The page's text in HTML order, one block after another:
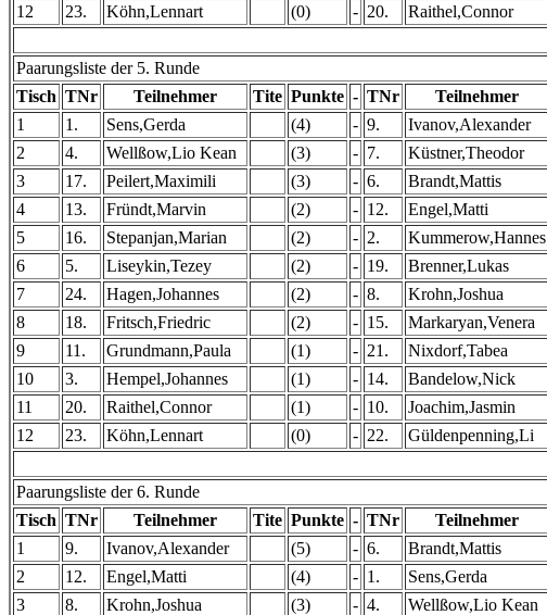
12
23. Köhn,Lennart (0) - 20. Raithel,Connor
Paarungsliste der 5. Runde
Tisch TNr Teilnehmer Tite Punkte - TNr Teilnehmer
1
1. Sens,Gerda (4) - 9. Ivanov,Alexander
2
4. Wellßow,Lio Kean (3) - 7. Küstner,Theodor
3
17. Peilert,Maximili (3) - 6. Brandt,Mattis
4
13. Fründt,Marvin (2) - 12. Engel,Matti
5
16. Stepanjan,Marian (2) - 2. Kummerow,Hannes
6
5. Liseykin,Tezey (2) - 19. Brenner,Lukas
7
24. Hagen,Johannes (2) - 8. Krohn,Joshua
8
18. Fritsch,Friedric (2) - 15. Markaryan,Venera
9
11. Grundmann,Paula (1) - 21. Nixdorf,Tabea
10
3. Hempel,Johannes (1) - 14. Bandelow,Nick
11
20. Raithel,Connor (1) - 10. Joachim,Jasmin
12
23. Köhn,Lennart (0) - 22. Güldenpenning,Li
Paarungsliste der 6. Runde
Tisch TNr Teilnehmer Tite Punkte - TNr Teilnehmer
1
9. Ivanov,Alexander (5) - 6. Brandt,Mattis
2
12. Engel,Matti (4) - 1. Sens,Gerda
3
8. Krohn,Joshua (3) - 4. Wellßow,Lio Kean